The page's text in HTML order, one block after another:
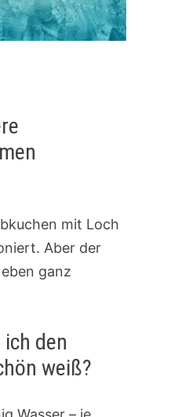
mit Loch
Aber der
ganz
den
weiß?